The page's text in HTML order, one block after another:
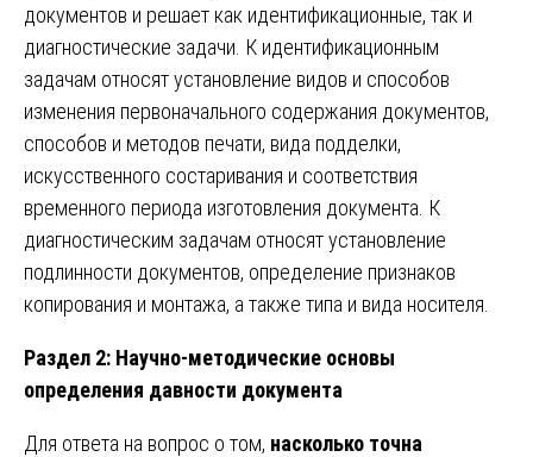
документов и решает как идентификационные, так и
диагностические задачи. К идентификационным
задачам относят установление видов и способов
изменения первоначального содержания документов,
способов и методов печати, вида подделки,
искусственного состаривания и соответствия
временного периода изготовления документа. К
диагностическим задачам относят установление
подлинности документов, определение признаков
копирования и монтажа, а также типа и вида носителя.
Раздел 2: Научно-методические основы
определения давности документа
Для ответа на вопрос о том, насколько точна